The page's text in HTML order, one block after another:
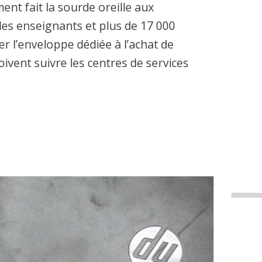
fait la sourde oreille aux
enseignants et plus de 17 000
dédiée à l’achat de
suivre les centres de services